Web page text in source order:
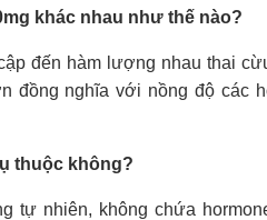
khác nhau như thế nào?
đến hàm lượng nhau thai
đồng nghĩa với nồng độ các
thuộc không?
tự nhiên, không chứa